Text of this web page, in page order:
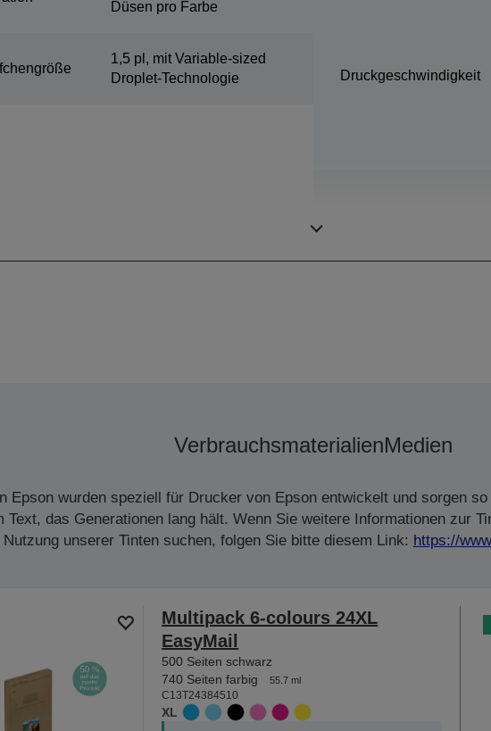
Düsen pro Farbe
1,5 pl, mit Variable-sized
Droplet-Technologie
Druckgeschwindigkeit
VerbrauchsmaterialienMedien
Epson wurden speziell für Drucker von Epson entwickelt und sorgen
Text, das Generationen lang hält. Wenn Sie weitere Informationen zur
Nutzung unserer Tinten suchen, folgen Sie bitte diesem Link: https://
Multipack 6-colours 24XL
EasyMail
500 Seiten schwarz
740 Seiten farbig
55.7 ml
C13T24384510
XL